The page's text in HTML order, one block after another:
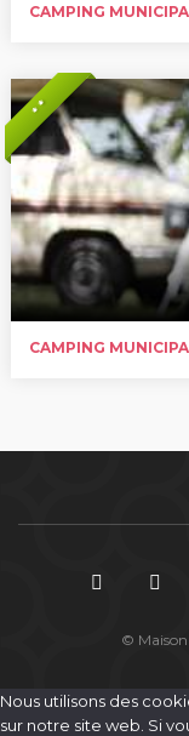
CAMPING
* *
CAMPING
©
Nous utilisons des
sur notre site web. Si